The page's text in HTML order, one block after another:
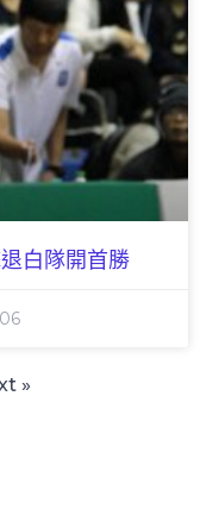
白隊開首勝
»